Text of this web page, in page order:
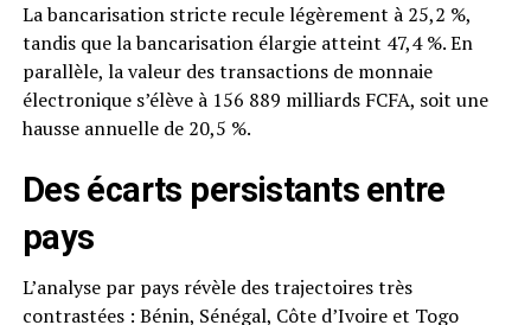
La bancarisation stricte recule légèrement à 25,2 %,
tandis que la bancarisation élargie atteint 47,4 %. En
parallèle, la valeur des transactions de monnaie
électronique s’élève à 156 889 milliards FCFA, soit une
hausse annuelle de 20,5 %.
Des écarts persistants entre
pays
L’analyse par pays révèle des trajectoires très
contrastées : Bénin, Sénégal, Côte d’Ivoire et Togo